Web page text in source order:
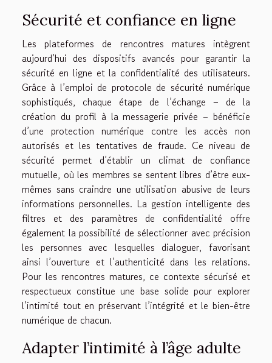
Sécurité et confiance en ligne
Les plateformes de rencontres matures intègrent
aujourd’hui des dispositifs avancés pour garantir la
sécurité en ligne et la confidentialité des utilisateurs.
Grâce à l’emploi de protocole de sécurité numérique
sophistiqués, chaque étape de l’échange – de la
création du profil à la messagerie privée – bénéficie
d’une protection numérique contre les accès non
autorisés et les tentatives de fraude. Ce niveau de
sécurité permet d’établir un climat de confiance
mutuelle, où les membres se sentent libres d’être eux-
mêmes sans craindre une utilisation abusive de leurs
informations personnelles. La gestion intelligente des
filtres et des paramètres de confidentialité offre
également la possibilité de sélectionner avec précision
les personnes avec lesquelles dialoguer, favorisant
ainsi l’ouverture et l’authenticité dans les relations.
Pour les rencontres matures, ce contexte sécurisé et
respectueux constitue une base solide pour explorer
l’intimité tout en préservant l’intégrité et le bien-être
numérique de chacun.
Adapter l’intimité à l’âge adulte